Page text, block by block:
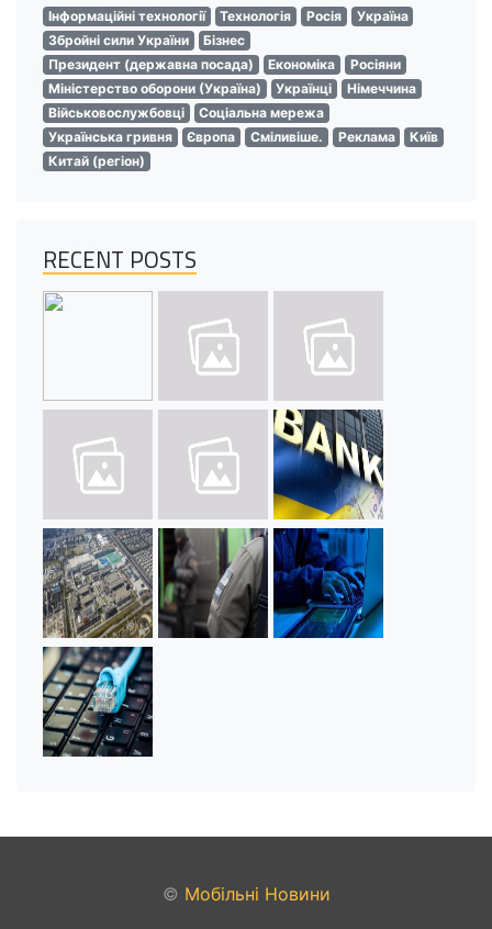
Інформаційні технології Технологія Росія
Україна
Збройні сили України
Бізнес
Президент (державна посада)
Економіка
Росіяни
Міністерство оборони (Україна)
Українці
Німеччина
Військовослужбовці
Соціальна мережа
Українська гривня
Європа Сміливіше. Реклама
Київ
Китай (регіон)
RECENT POSTS
© Мобільні Новини